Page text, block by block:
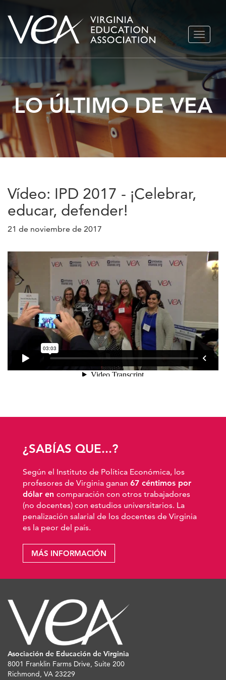
Ir
LO ÚLTIMO DE VEA
Vídeo: IPD 2017 - ¡Celebrar,
educar, defender!
21 de noviembre de 2017
¿SABÍAS QUE...?
Según el Instituto de Política Económica, los
profesores de Virginia ganan 67 céntimos por
dólar en comparación con otros trabajadores
(no docentes) con estudios universitarios. La
penalización salarial de los docentes de Virginia
es la peor del país.
MÁS INFORMACIÓN
Asociación de Educación de Virginia
8001 Franklin Farms Drive, Suite 200
Richmond, VA 23229